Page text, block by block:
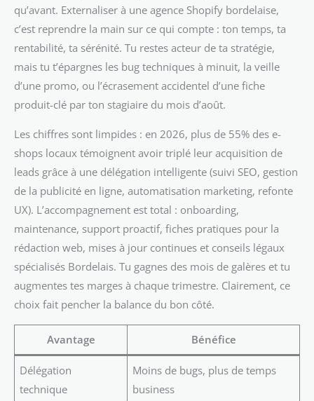
qu’avant. Externaliser à une agence Shopify bordelaise,
c’est reprendre la main sur ce qui compte : ton temps, ta
rentabilité, ta sérénité. Tu restes acteur de ta stratégie,
mais tu t’épargnes les bug techniques à minuit, la veille
d’une promo, ou l’écrasement accidentel d’une fiche
produit-clé par ton stagiaire du mois d’août.
Les chiffres sont limpides : en 2026, plus de 55% des e-
shops locaux témoignent avoir triplé leur acquisition de
leads grâce à une délégation intelligente (suivi SEO, gestion
de la publicité en ligne, automatisation marketing, refonte
UX). L’accompagnement est total : onboarding,
maintenance, support proactif, fiches pratiques pour la
rédaction web, mises à jour continues et conseils légaux
spécialisés Bordelais. Tu gagnes des mois de galères et tu
augmentes tes marges à chaque trimestre. Clairement, ce
choix fait pencher la balance du bon côté.
Avantage Bénéfice
Délégation
technique
Moins de bugs, plus de temps
business